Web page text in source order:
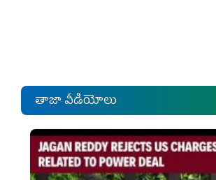
తాజా వీడియోలు